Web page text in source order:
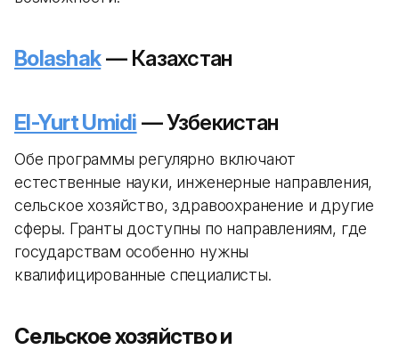
Bolashak— Казахстан
El-Yurt Umidi — Узбекистан
Обе программы регулярно включают
естественные науки, инженерные направления,
сельское хозяйство, здравоохранение и другие
сферы. Гранты доступны по направлениям, где
государствам особенно нужны
квалифицированные специалисты.
Сельское хозяйство и